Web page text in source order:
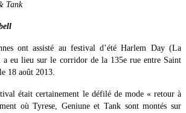
Tank
ont assisté au festival d’été Harlem Day (La
a eu lieu sur le corridor de la 135e rue entre Saint
18 août 2013.
était certainement le défilé de mode « retour à
où Tyrese, Geniune et Tank sont montés sur